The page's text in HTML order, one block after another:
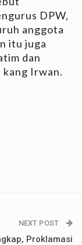
DPW,
anggota
itu juga
dan
kang Irwan.
NEXT POST
Proklamasi